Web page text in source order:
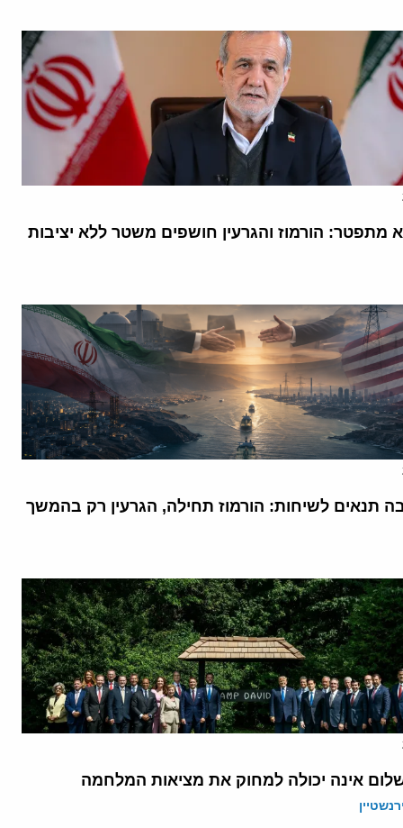
מתפטר: הורמוז והגרעין חושפים משטר ללא יציבות
תנאים לשיחות: הורמוז תחילה, הגרעין רק בהמשך
אינה יכולה למחוק את מציאות המלחמה